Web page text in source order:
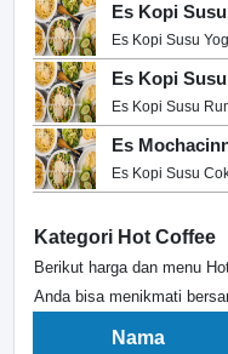
Es Kopi
Es Kopi Susu
Es Kopi
Es Kopi Susu
Es
Es Kopi Susu
Kategori Hot Coffee
Berikut harga dan menu
Anda bisa menikmati
Nama